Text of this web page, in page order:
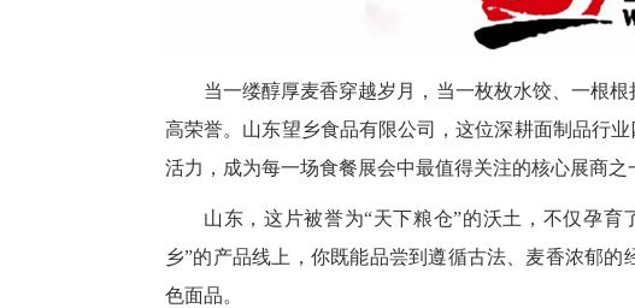
当一缕醇厚麦香穿越岁月，当一枚枚水饺、一根
高荣誉。山东望乡食品有限公司，这位深耕面制品行
活力，成为每一场食餐展会中最值得关注的核心展商之
山东，这片被誉为“天下粮仓”的沃土，不仅孕
乡”的产品线上，你既能品尝到遵循古法、麦香浓郁
色面品。